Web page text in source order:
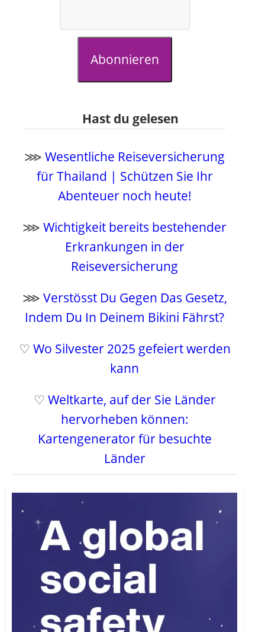
Abonnieren
Hast du gelesen
⋙Wesentliche Reiseversicherung
für Thailand | Schützen Sie Ihr
Abenteuer noch heute!
⋙Wichtigkeit bereits bestehender
Erkrankungen in der
Reiseversicherung
⋙ Verstösst Du Gegen Das Gesetz,
Indem Du In Deinem Bikini Fährst?
♡ Wo Silvester 2025 gefeiert werden
kann
♡ Weltkarte, auf der Sie Länder
hervorheben können:
Kartengenerator für besuchte
Länder